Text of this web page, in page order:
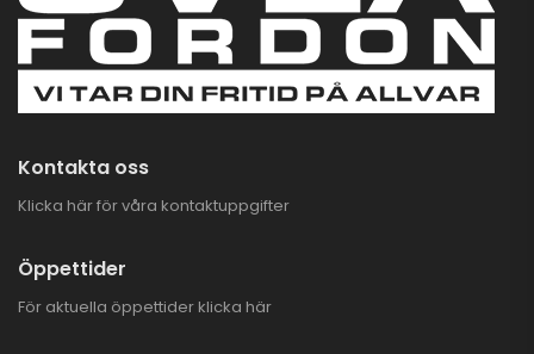
Kontakta oss
Klicka här för våra kontaktuppgifter
Öppettider
För aktuella öppettider klicka här